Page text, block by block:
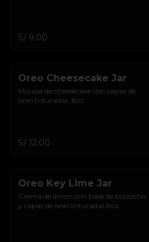
S/ 9.00
Oreo Cheesecake Jar
Mousse de cheesecake con capas de
oreo trituradas. 8oz.
S/ 12.00
Oreo Key Lime Jar
Crema de limón con base de bizcocho
y capas de oreo trituradas.8oz.